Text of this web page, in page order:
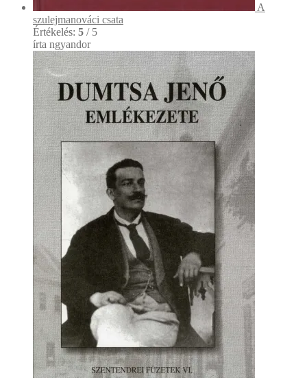
A
szulejmanováci csata
Értékelés: 5 / 5
írta ngyandor